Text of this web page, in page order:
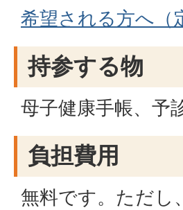
希望される方へ（
持参する物
母子健康手帳、予
負担費用
無料です。ただし